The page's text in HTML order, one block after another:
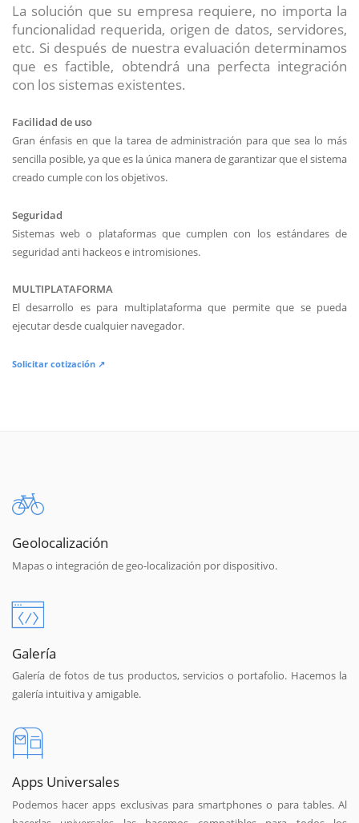
La solución que su empresa requiere, no importa la
funcionalidad requerida, origen de datos, servidores,
etc. Si después de nuestra evaluación determinamos
que es factible, obtendrá una perfecta integración
con los sistemas existentes.
Facilidad de uso
Gran énfasis en que la tarea de administración para que sea lo más
sencilla posible, ya que es la única manera de garantizar que el sistema
creado cumple con los objetivos.
Seguridad
Sistemas web o plataformas que cumplen con los estándares de
seguridad anti hackeos e intromisiones.
MULTIPLATAFORMA
El desarrollo es para multiplataforma que permite que se pueda
ejecutar desde cualquier navegador.
Solicitar cotización ↗
Geolocalización
Mapas o integración de geo-localización por dispositivo.
Galería
Galería de fotos de tus productos, servicios o portafolio. Hacemos la
galería intuitiva y amigable.
Apps Universales
Podemos hacer apps exclusivas para smartphones o para tables. Al